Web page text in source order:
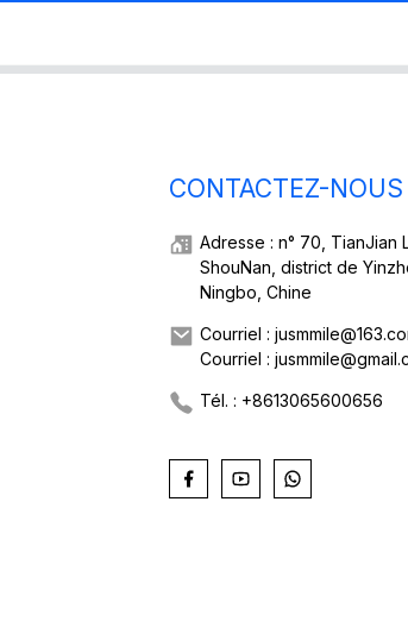
CONTACTEZ-NOUS
Adresse : n° 70, TianJian
ShouNan, district de
Ningbo, Chine
Courriel :
Courriel :
Tél. : +8613065600656